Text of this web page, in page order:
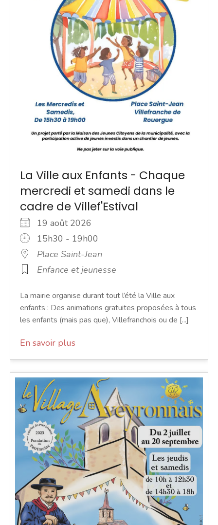
La Ville aux Enfants - Chaque
mercredi et samedi dans le
cadre de Villef'Estival
19 août 2026
15h30 - 19h00
Place Saint-Jean
Enfance et jeunesse
La mairie organise durant tout l’été la Ville aux
enfants : Des animations gratuites proposées à tous
les enfants (mais pas que), Villefranchois ou de [...]
En savoir plus